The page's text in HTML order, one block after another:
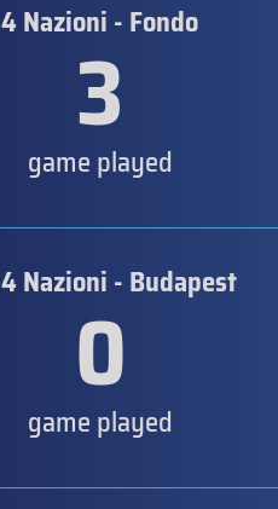
4 Nazioni - Fondo
3
game played
4 Nazioni - Budapest
0
game played